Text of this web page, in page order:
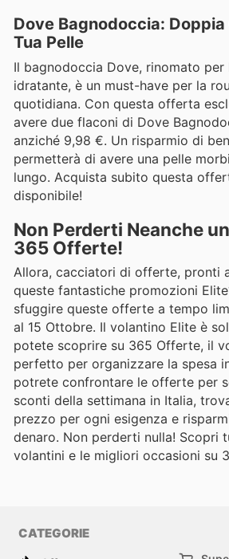
Dove Bagnodoccia:
Tua Pelle
Il bagnodoccia Dove, rinomato per
idratante, è un must-have per la
quotidiana. Con questa offerta
avere due flaconi di Dove
anziché 9,98 €. Un risparmio di ben
permetterà di avere una pelle
lungo. Acquista subito questa
disponibile!
Non Perderti Neanche
365 Offerte!
Allora, cacciatori di offerte, pronti
queste fantastiche promozioni
sfuggire queste offerte a tempo
al 15 Ottobre. Il volantino Elite è
potete scoprire su 365 Offerte, il
perfetto per organizzare la spesa
potrete confrontare le offerte per
sconti della settimana in Italia,
prezzo per ogni esigenza e
denaro. Non perderti nulla! Scopri
volantini e le migliori occasioni su
CATEGORIE